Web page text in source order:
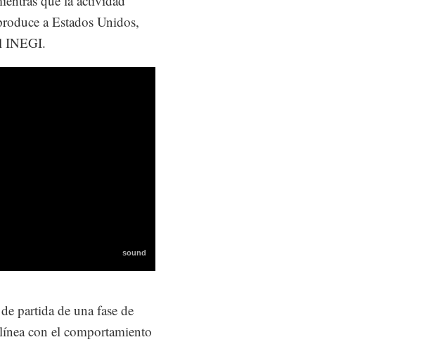
a Estados Unidos,
INEGI.
partida de una fase de
con el comportamiento